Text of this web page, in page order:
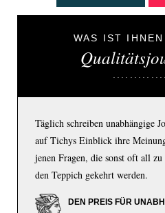
WAS IST IHNEN
Täglich schreiben unabhängige
auf Tichys Einblick ihre
jenen Fragen, die sonst oft all
den Teppich gekehrt werden.
DEN PREIS FÜR